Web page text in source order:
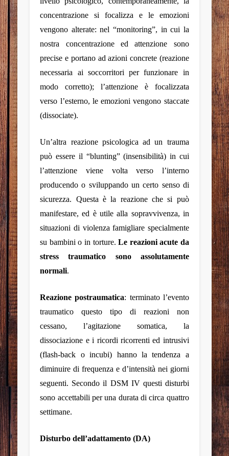
concentrazione si focalizza e le emozioni
vengono alterate: nel “monitoring”, in cui la
nostra concentrazione ed attenzione sono
precise e portano ad azioni concrete (reazione
necessaria ai soccorritori per funzionare in
modo corretto); l’attenzione è focalizzata
verso l’esterno, le emozioni vengono staccate
(dissociate).
Un’altra reazione psicologica ad un trauma
può essere il “blunting” (insensibilità) in cui
l’attenzione viene volta verso l’interno
producendo o sviluppando un certo senso di
sicurezza. Questa è la reazione che si può
manifestare, ed è utile alla sopravvivenza, in
situazioni di violenza famigliare specialmente
su bambini o in torture. Le reazioni acute da
stress traumatico sono assolutamente
normali.
Reazione postraumatica: terminato l’evento
traumatico questo tipo di reazioni non
cessano, l’agitazione somatica, la
dissociazione e i ricordi ricorrenti ed intrusivi
(flash-back o incubi) hanno la tendenza a
diminuire di frequenza e d’intensità nei giorni
seguenti. Secondo il DSM IV questi disturbi
sono accettabili per una durata di circa quattro
settimane.
Disturbo dell’adattamento (DA)